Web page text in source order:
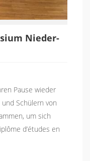
Nieder-
Pause wieder
Schülern von
um sich
d’études en